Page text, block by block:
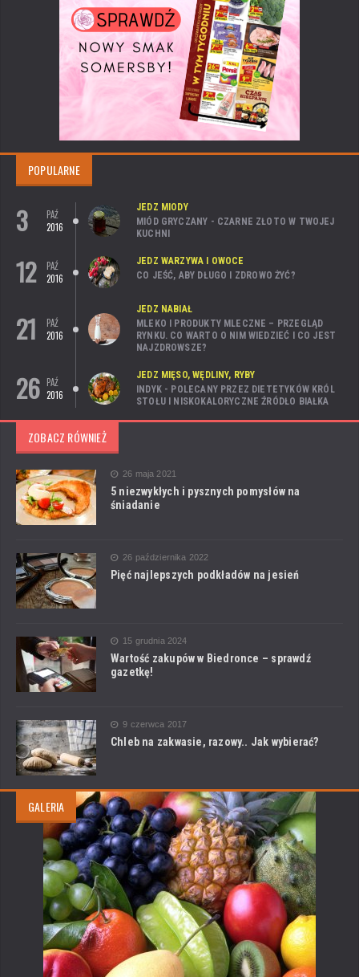
POPULARNE
3
PAŹ
2016
JEDZ MIODY
MIÓD GRYCZANY - CZARNE ZŁOTO W TWOJEJ
KUCHNI
12
PAŹ
2016
JEDZ WARZYWA I OWOCE
CO JEŚĆ, ABY DŁUGO I ZDROWO ŻYĆ?
21
PAŹ
2016
JEDZ NABIAŁ
MLEKO I PRODUKTY MLECZNE – PRZEGLĄD
RYNKU. CO WARTO O NIM WIEDZIEĆ I CO JEST
NAJZDROWSZE?
26 PAŹ
2016
JEDZ MIĘSO, WĘDLINY, RYBY
INDYK - POLECANY PRZEZ DIETETYKÓW KRÓL
STOŁU I NISKOKALORYCZNE ŹRÓDŁO BIAŁKA
ZOBACZ RÓWNIEŻ
26 maja 2021
5 niezwykłych i pysznych pomysłów na
śniadanie
26 października 2022
Pięć najlepszych podkładów na jesień
15 grudnia 2024
Wartość zakupów w Biedronce – sprawdź
gazetkę!
9 czerwca 2017
Chleb na zakwasie, razowy.. Jak wybierać?
GALERIA